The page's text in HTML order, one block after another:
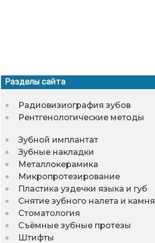
Разделы сайта
Радиовизиография зубов
Рентгенологические методы
Зубной имплантат
Зубные накладки
Металлокерамика
Микропротезирование
Пластика уздечки языка и губ
Снятие зубного налета и камня
Стоматология
Съёмные зубные протезы
Штифты